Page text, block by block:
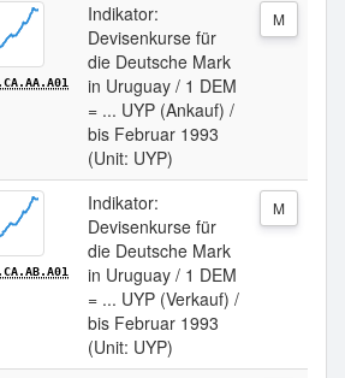
Indikator:
Devisenkurse für
die Deutsche Mark
in Uruguay / 1 DEM
= ... UYP (Ankauf) /
bis Februar 1993
(Unit: UYP)
M
Indikator:
Devisenkurse für
die Deutsche Mark
in Uruguay / 1 DEM
= ... UYP (Verkauf) /
bis Februar 1993
(Unit: UYP)
M